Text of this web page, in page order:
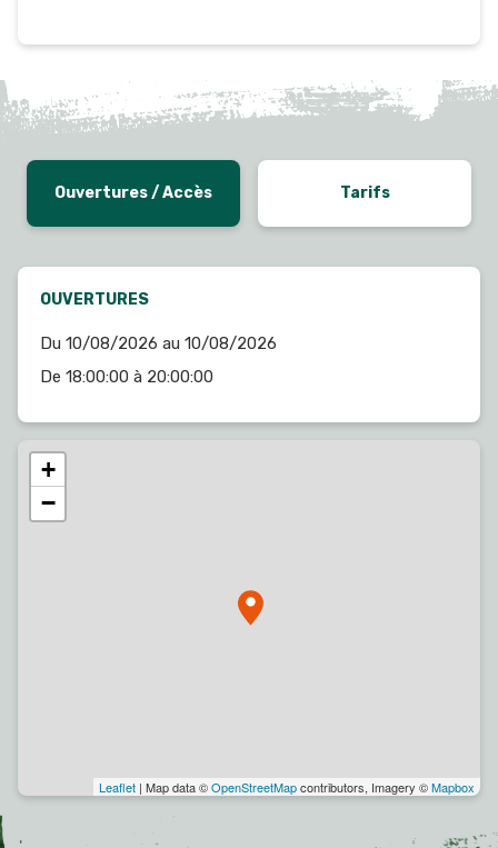
Ouvertures / Accès Tarifs
OUVERTURES
Du 10/08/2026 au 10/08/2026
De 18:00:00 à 20:00:00
+
−
Leaflet | Map data ©OpenStreetMapcontributors, Imagery ©Mapbox